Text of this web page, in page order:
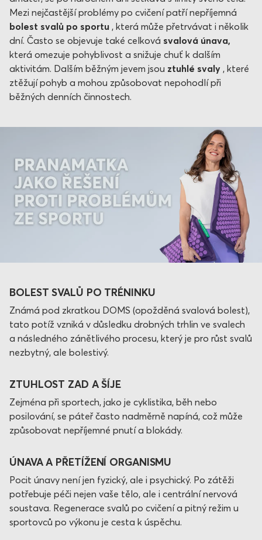
Mezi nejčastější problémy po cvičení patří nepříjemná
bolest svalů po sportu , která může přetrvávat i několik
dní. Často se objevuje také celková svalová únava,
která omezuje pohyblivost a snižuje chuť k dalším
aktivitám. Dalším běžným jevem jsou ztuhlé svaly , které
ztěžují pohyb a mohou způsobovat nepohodlí při
běžných denních činnostech.
BOLEST SVALŮ PO TRÉNINKU
Známá pod zkratkou DOMS (opožděná svalová bolest),
tato potíž vzniká v důsledku drobných trhlin ve svalech
a následného zánětlivého procesu, který je pro růst svalů
nezbytný, ale bolestivý.
ZTUHLOST ZAD A ŠÍJE
Zejména při sportech, jako je cyklistika, běh nebo
posilování, se páteř často nadměrně napíná, což může
způsobovat nepříjemné pnutí a blokády.
ÚNAVA A PŘETÍŽENÍ ORGANISMU
Pocit únavy není jen fyzický, ale i psychický. Po zátěži
potřebuje péči nejen vaše tělo, ale i centrální nervová
soustava. Regenerace svalů po cvičení a pitný režim u
sportovců po výkonu je cesta k úspěchu.